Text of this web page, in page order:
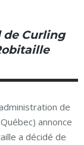
de Curling
de
annonce
a décidé de